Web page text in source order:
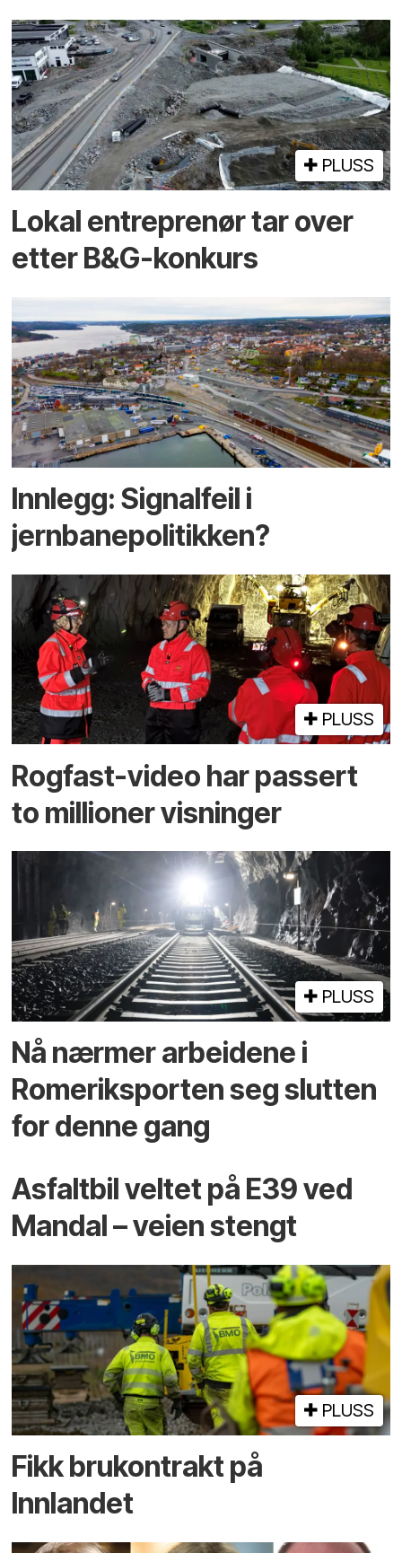
PLUSS
Lokal entreprenør tar over
etter B&G-konkurs
Innlegg: Signalfeil i
jernbanepolitikken?
PLUSS
Rogfast-video har passert
to millioner visninger
PLUSS
Nå nærmer arbeidene i
Romeriksporten seg slutten
for denne gang
Asfaltbil veltet på E39 ved
Mandal – veien stengt
PLUSS
Fikk brukontrakt på
Innlandet